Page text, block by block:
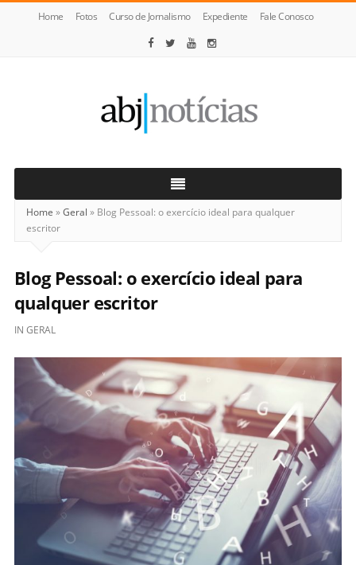
Home Fotos Curso de Jornalismo Expediente Fale Conosco
Notícias
Home »Geral » Blog Pessoal: o exercício ideal para qualquer
escritor
Blog Pessoal: o exercício ideal para
qualquer escritor
IN GERAL